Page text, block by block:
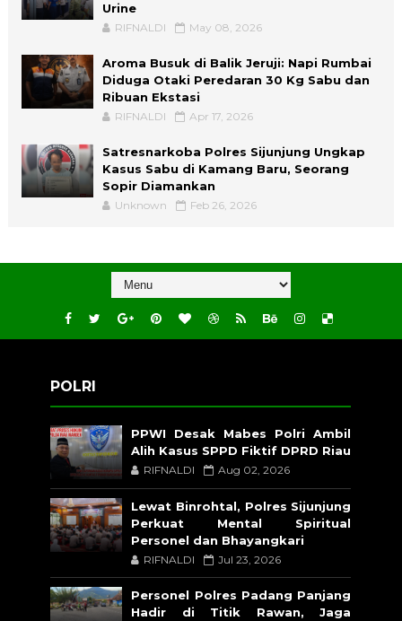
Urine
RIFNALDI May 08, 2026
Aroma Busuk di Balik Jeruji: Napi Rumbai
Diduga Otaki Peredaran 30 Kg Sabu dan
Ribuan Ekstasi
RIFNALDI Apr 17, 2026
Satresnarkoba Polres Sijunjung Ungkap
Kasus Sabu di Kamang Baru, Seorang
Sopir Diamankan
Unknown Feb 26, 2026
POLRI
PPWI Desak Mabes Polri Ambil
Alih Kasus SPPD Fiktif DPRD Riau
RIFNALDI Aug 02, 2026
Lewat Binrohtal, Polres Sijunjung
Perkuat Mental Spiritual
Personel dan Bhayangkari
RIFNALDI Jul 23, 2026
Personel Polres Padang Panjang
Hadir di Titik Rawan, Jaga